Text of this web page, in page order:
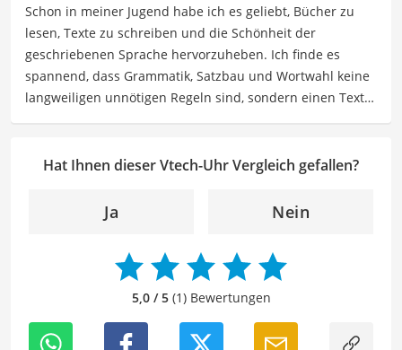
Der Vtech-Uhr-Vergleich ist aus unserer Sicht besonders
empfehlenswert fürKinder.
Schon in meiner Jugend habe ich es geliebt, Bücher zu
lesen, Texte zu schreiben und die Schönheit der
geschriebenen Sprache hervorzuheben. Ich finde es
spannend, dass Grammatik, Satzbau und Wortwahl keine
langweiligen unnötigen Regeln sind, sondern einen Text
geschriebenen Wort als Lektorin bei VGL in unsere Texte
Detailgenauigkeit und sprachliche Präzision unterstütze
ich unser Redaktionsteam dabei, qualitativ hochwertige
und fehlerfreie Inhalte zu liefern. Dabei liebe ich es,
meinen Wissensschatz immer mehr zu erweitern und
mich täglich mit den verschiedensten Themen
Hat Ihnen dieser Vtech-Uhr Vergleich gefallen?
Ja Nein
5,0 / 5(1) Bewertungen